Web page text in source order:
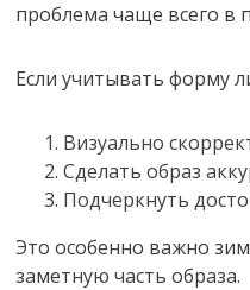
проблема чаще всего в
Если учитывать форму
Визуально
Сделать образ
Подчеркнуть
Это особенно важно
заметную часть образа.